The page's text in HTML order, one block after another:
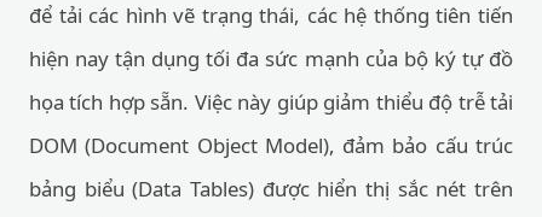
để tải các hình vẽ trạng thái, các hệ thống tiên tiến
hiện nay tận dụng tối đa sức mạnh của bộ ký tự đồ
họa tích hợp sẵn. Việc này giúp giảm thiểu độ trễ tải
DOM (Document Object Model), đảm bảo cấu trúc
bảng biểu (Data Tables) được hiển thị sắc nét trên